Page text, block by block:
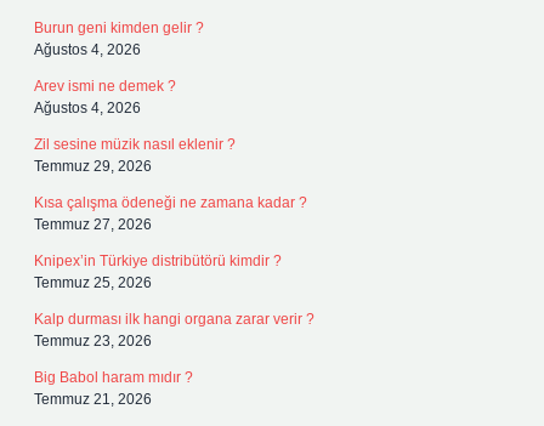
Burun geni kimden gelir ?
Ağustos 4, 2026
Arev ismi ne demek ?
Ağustos 4, 2026
Zil sesine müzik nasıl eklenir ?
Temmuz 29, 2026
Kısa çalışma ödeneği ne zamana kadar ?
Temmuz 27, 2026
Knipex’in Türkiye distribütörü kimdir ?
Temmuz 25, 2026
Kalp durması ilk hangi organa zarar verir ?
Temmuz 23, 2026
Big Babol haram mıdır ?
Temmuz 21, 2026